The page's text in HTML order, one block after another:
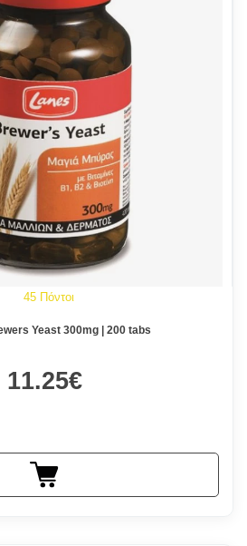
45 Πόντοι
Yeast 300mg | 200 tabs
11.25€